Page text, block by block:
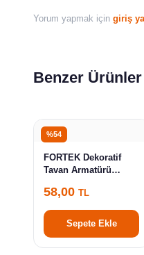
Yorum yapmak için giriş
Benzer Ürünler
%54
FORTEK Dekoratif
Tavan Armatürü
Led Ampul
58,00 TL
Sepete Ekle